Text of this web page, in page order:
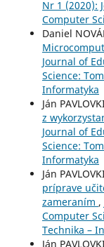
Nr 1 (2020):
Computer
Daniel
Journal of
Science:
Informatyka
Ján
z
Journal of
Science:
Informatyka
Ján
príprave
zameraním ,
Computer
Technika –
Ján